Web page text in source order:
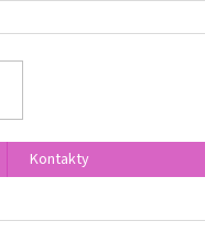
Kontakty